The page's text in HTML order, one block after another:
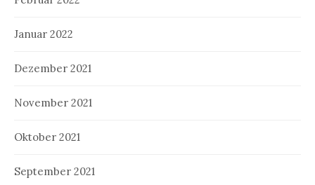
Januar 2022
Dezember 2021
November 2021
Oktober 2021
September 2021